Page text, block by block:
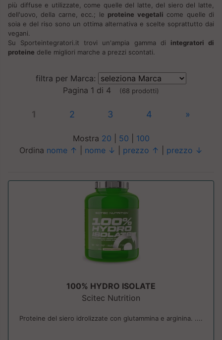
più diffuse e utilizzate, come quelle del latte, del siero del latte,
dell'uovo, della carne, ecc.; le proteine vegetali come quelle di
soia e del riso sono un ottima alternativa e scelte soprattutto dai
vegani.
Su Sporteintegratori.it trovi un'ampia gamma di integratori di
proteine delle migliori marche a prezzi scontati.
filtra per Marca:
Pagina 1 di 4
(68 prodotti)
1 2 3 4 »
Mostra 20 50
100
Ordina nome ↑ nome ↓ prezzo ↑ prezzo ↓
100% HYDRO ISOLATE
Scitec Nutrition
Proteine del siero idrolizzate con glutammina e arginina. ....